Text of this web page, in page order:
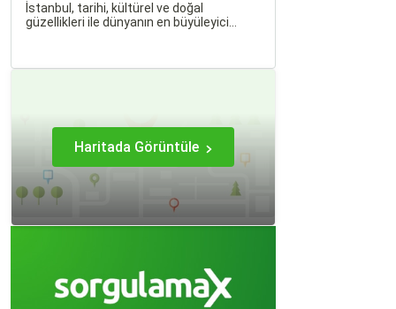
İstanbul, tarihi, kültürel ve doğal
güzellikleri ile dünyanın en büyüleyici
Haritada Görüntüle